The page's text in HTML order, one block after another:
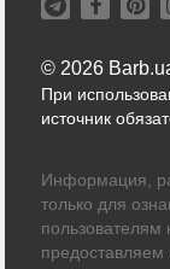
© 2026
При
источник
Информация,
только для
предоставляем